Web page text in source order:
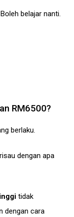
belajar nanti.
RM6500?
berlaku.
dengan apa
tidak
dengan cara